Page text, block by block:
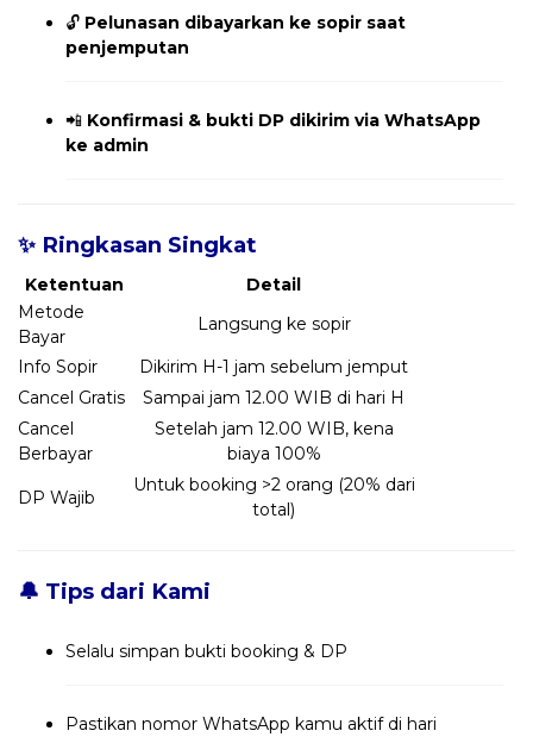
🔓 Pelunasan dibayarkan ke sopir saat
penjemputan
📲 Konfirmasi & bukti DP dikirim via WhatsApp
ke admin
✨ Ringkasan Singkat
Ketentuan
Detail
Metode
Bayar
Langsung ke sopir
Info Sopir
Dikirim H-1 jam sebelum jemput
Cancel Gratis
Sampai jam 12.00 WIB di hari H
Cancel
Berbayar
Setelah jam 12.00 WIB, kena
biaya 100%
DP Wajib
Untuk booking >2 orang (20% dari
total)
🔔 Tips dari Kami
Selalu simpan bukti booking & DP
Pastikan nomor WhatsApp kamu aktif di hari